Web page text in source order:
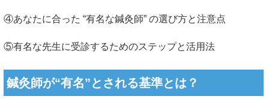
④あなたに合った “有名な鍼灸師” の選び方と注意点
⑤有名な先生に受診するためのステップと活用法
鍼灸師が“有名”とされる基準とは？